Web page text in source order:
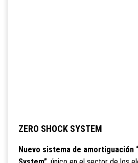
ZERO SHOCK SYSTEM
Nuevo sistema de amortiguación